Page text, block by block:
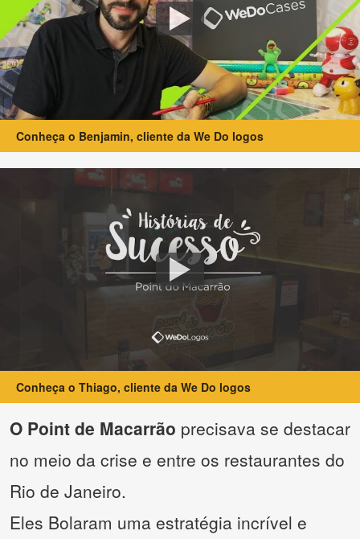
Conheça o Benjamin, cliente da We Do logos
Conheça o Thiago, cliente da We Do logos
O Point de Macarrão precisava se destacar
no meio da crise e entre os restaurantes do
Rio de Janeiro.
Eles Bolaram uma estratégia incrível e